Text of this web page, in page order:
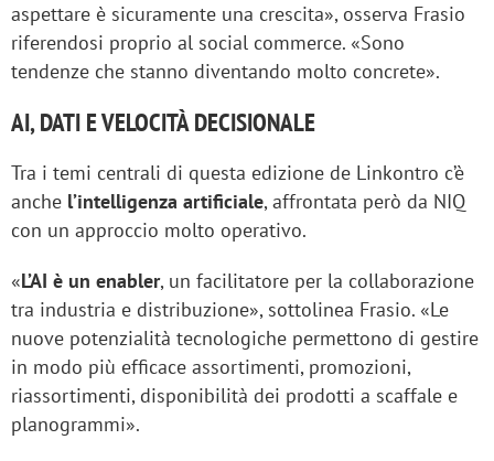
aspettare è sicuramente una crescita», osserva Frasio
riferendosi proprio al social commerce. «Sono
tendenze che stanno diventando molto concrete».
AI, DATI E VELOCITÀ DECISIONALE
Tra i temi centrali di questa edizione de Linkontro c’è
anche l’intelligenza artificiale, affrontata però da NIQ
con un approccio molto operativo.
«L’AI è un enabler, un facilitatore per la collaborazione
tra industria e distribuzione», sottolinea Frasio. «Le
nuove potenzialità tecnologiche permettono di gestire
in modo più efficace assortimenti, promozioni,
riassortimenti, disponibilità dei prodotti a scaffale e
planogrammi».